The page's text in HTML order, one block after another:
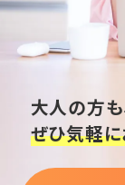
大人の方も
ぜひ気軽に